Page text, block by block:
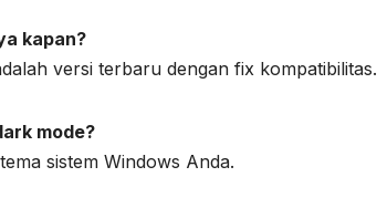
kapan?
versi terbaru dengan fix kompatibilitas.
mode?
sistem Windows Anda.